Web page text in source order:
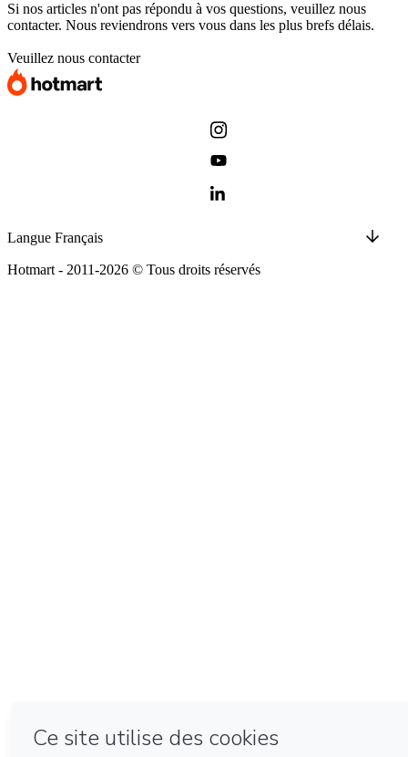
Si nos articles n'ont pas répondu à vos questions, veuillez nous
contacter. Nous reviendrons vers vous dans les plus brefs délais.
Veuillez nous contacter
Langue Français
Hotmart - 2011-2026 © Tous droits réservés